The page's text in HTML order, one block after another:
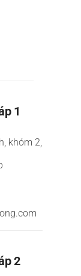
1
khóm 2,
2